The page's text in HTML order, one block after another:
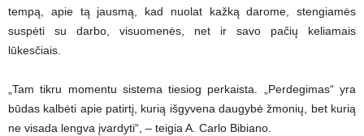
tempą, apie tą jausmą, kad nuolat kažką darome, stengiamės
suspėti su darbo, visuomenės, net ir savo pačių keliamais
lūkesčiais.
„Tam tikru momentu sistema tiesiog perkaista. „Perdegimas“ yra
būdas kalbėti apie patirtį, kurią išgyvena daugybė žmonių, bet kurią
ne visada lengva įvardyti“, – teigia A. Carlo Bibiano.